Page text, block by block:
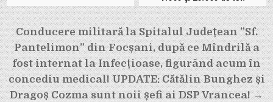
Navigare
în
articole
Conducere militară la Spitalul Județean ”Sf.
Pantelimon” din Focșani, după ce Mîndrilă a
fost internat la Infecțioase, figurând acum în
concediu medical! UPDATE: Cătălin Bunghez și
Dragoș Cozma sunt noii șefi ai DSP Vrancea! →